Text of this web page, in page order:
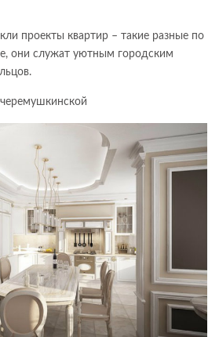
проекты квартир – такие разные по
они служат уютным городским